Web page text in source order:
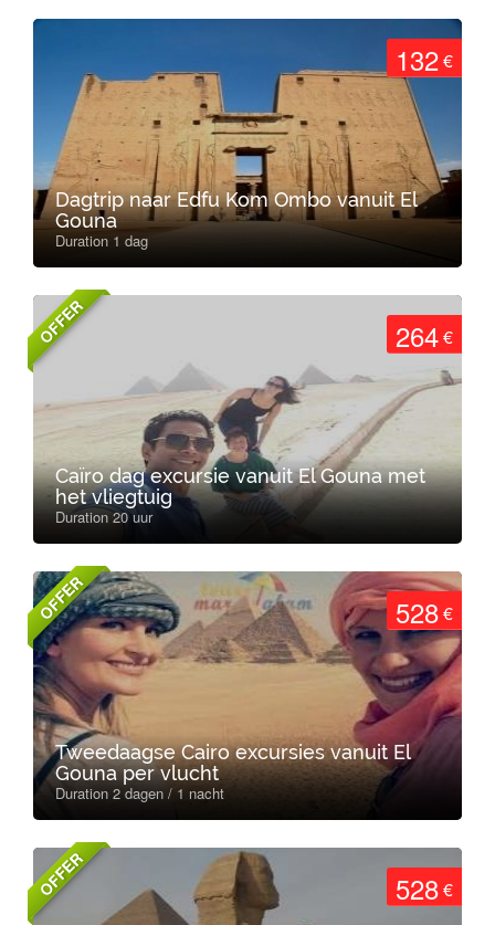
132€
Dagtrip naar Edfu Kom Ombo vanuit El
Gouna
Duration 1 dag
OFFER 264€
Caïro dag excursie vanuit El Gouna met
het vliegtuig
Duration 20 uur
OFFER 528€
Tweedaagse Cairo excursies vanuit El
Gouna per vlucht
Duration 2 dagen / 1 nacht
OFFER 528€